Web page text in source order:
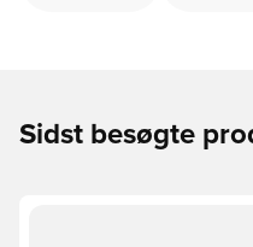
Sidst besøgte